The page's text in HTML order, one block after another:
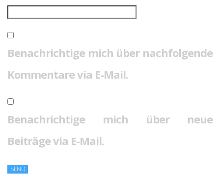
Benachrichtige mich über nachfolgende
Kommentare via E-Mail.
Benachrichtige mich über neue
Beiträge via E-Mail.